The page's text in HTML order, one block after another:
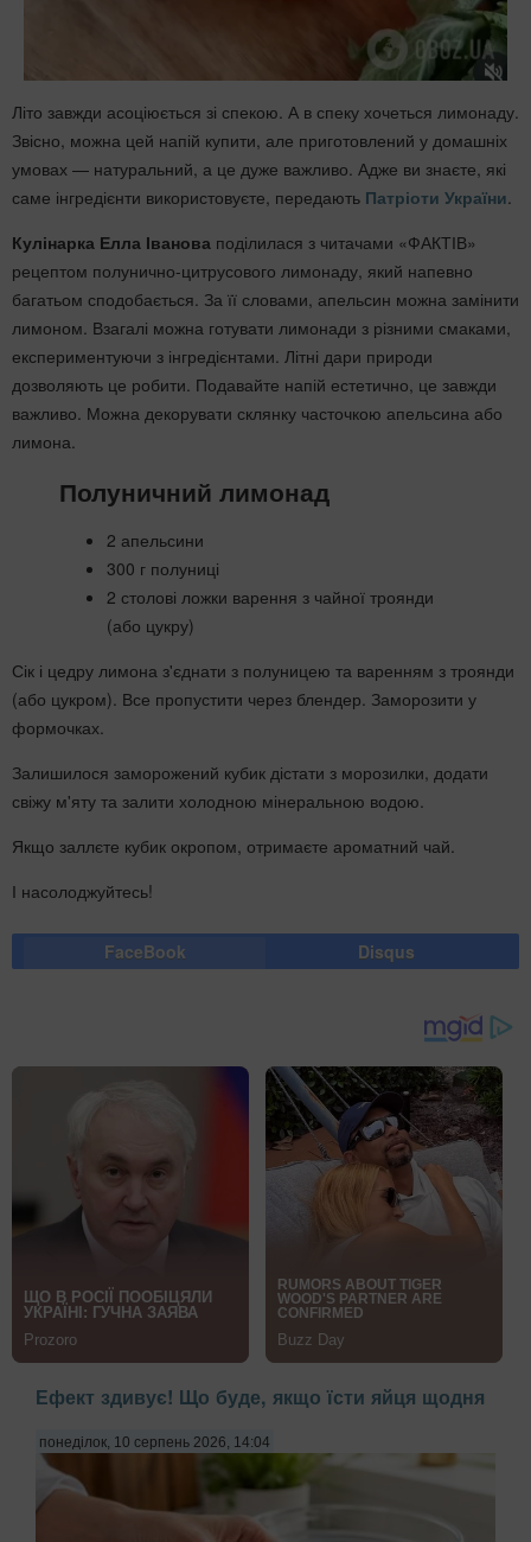
Літо завжди асоціюється зі спекою. А в спеку хочеться лимонаду.
Звісно, можна цей напій купити, але приготовлений у домашніх
умовах — натуральний, а це дуже важливо. Адже ви знаєте, які
саме інгредієнти використовуєте, передають Патріоти України.
Кулінарка Елла Іванова поділилася з читачами «ФАКТІВ»
рецептом полунично-цитрусового лимонаду, який напевно
багатьом сподобається. За її словами, апельсин можна замінити
лимоном. Взагалі можна готувати лимонади з різними смаками,
експериментуючи з інгредієнтами. Літні дари природи
дозволяють це робити. Подавайте напій естетично, це завжди
важливо. Можна декорувати склянку часточкою апельсина або
лимона.
Полуничний лимонад
2 апельсини
300 г полуниці
2 столові ложки варення з чайної троянди
(або цукру)
Сік і цедру лимона з'єднати з полуницею та варенням з троянди
(або цукром). Все пропустити через блендер. Заморозити у
формочках.
Залишилося заморожений кубик дістати з морозилки, додати
свіжу м'яту та залити холодною мінеральною водою.
Якщо заллєте кубик окропом, отримаєте ароматний чай.
І насолоджуйтесь!
FaceBook Disqus
Ефект здивує! Що буде, якщо їсти яйця щодня
понеділок, 10 серпень 2026, 14:04